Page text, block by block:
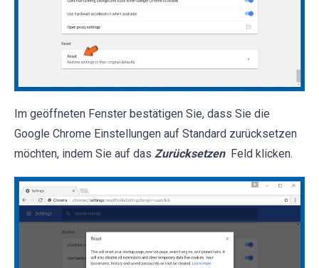
Im geöffneten Fenster bestätigen Sie, dass Sie die
Google Chrome Einstellungen auf Standard zurücksetzen
möchten, indem Sie auf das Zurücksetzen Feld klicken.